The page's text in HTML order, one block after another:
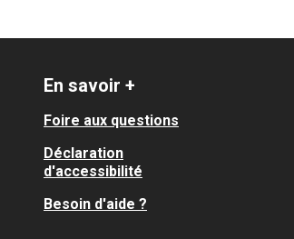
En savoir +
Foire aux questions
Déclaration
d'accessibilité
Besoin d'aide ?